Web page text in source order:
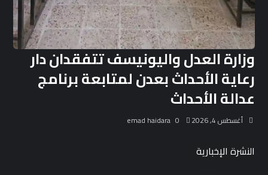
وزارة العدل واليونيسف تتفقدان دار
رعاية الأحداث بعدن لمتابعة برنامج
عدالة الأحداث
أغسطس 4, 2026 emad haidara 0
النشرة الإخبارية